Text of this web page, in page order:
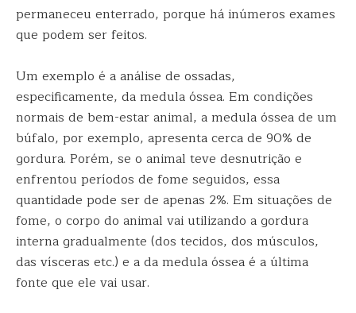
permaneceu enterrado, porque há inúmeros exames
que podem ser feitos.
Um exemplo é a análise de ossadas,
especificamente, da medula óssea. Em condições
normais de bem-estar animal, a medula óssea de um
búfalo, por exemplo, apresenta cerca de 90% de
gordura. Porém, se o animal teve desnutrição e
enfrentou períodos de fome seguidos, essa
quantidade pode ser de apenas 2%. Em situações de
fome, o corpo do animal vai utilizando a gordura
interna gradualmente (dos tecidos, dos músculos,
das vísceras etc.) e a da medula óssea é a última
fonte que ele vai usar.